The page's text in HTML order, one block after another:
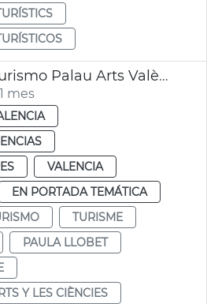
Nueva oficina turismo Palau Arts València
mes
VALENCIA
EN PORTADA TEMÁTICA
TURISME
PAULA LLOBET
Y LES CIÈNCIES